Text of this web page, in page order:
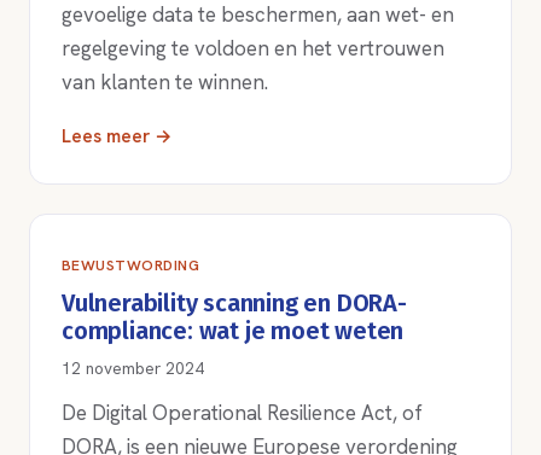
gevoelige data te beschermen, aan wet- en
regelgeving te voldoen en het vertrouwen
van klanten te winnen.
Lees meer →
BEWUSTWORDING
Vulnerability scanning en DORA-
compliance: wat je moet weten
12 november 2024
De Digital Operational Resilience Act, of
DORA, is een nieuwe Europese verordening